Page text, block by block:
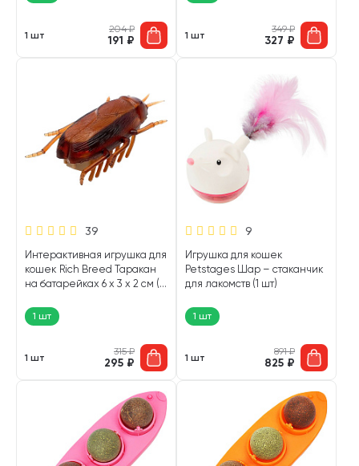
1 шт
204₽
191 ₽ 1 шт
349₽
327 ₽
39
Интерактивная игрушка для
кошек Rich Breed Таракан
на батарейках 6 х 3 х 2 см (1
1 шт
1 шт
315₽
295 ₽
9
Игрушка для кошек
Petstages Шар – стаканчик
для лакомств (1 шт)
1 шт
1 шт
891₽
825 ₽